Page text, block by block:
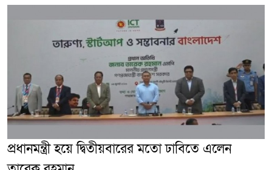
প্রধানমন্ত্রী হয়ে দ্বিতীয়বারের মতো ঢাবিতে এলেন